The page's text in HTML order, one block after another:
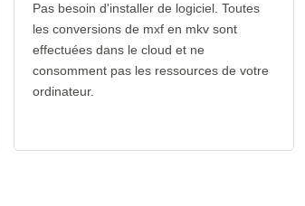
Pas besoin d'installer de logiciel. Toutes
les conversions de mxf en mkv sont
effectuées dans le cloud et ne
consomment pas les ressources de votre
ordinateur.